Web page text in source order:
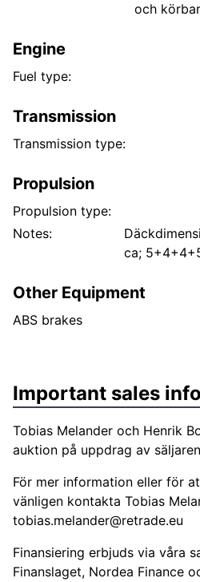
och
Engine
Fuel type:
Transmission
Transmission type:
Propulsion
Propulsion type:
Notes:
ca;
Other Equipment
ABS brakes
Important sales
Tobias Melander och Henrik
auktion på uppdrag av
För mer information eller för
vänligen kontakta Tobias
tobias.melander@retrade.eu
Finansiering erbjuds via våra
Finanslaget, Nordea Finance